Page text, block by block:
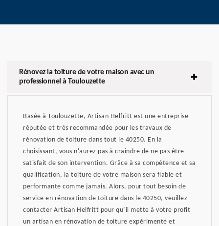
Rénovez la toiture de votre maison avec un
professionnel à Toulouzette
Basée à Toulouzette, Artisan Helfritt est une entreprise
réputée et très recommandée pour les travaux de
rénovation de toiture dans tout le 40250. En la
choisissant, vous n'aurez pas à craindre de ne pas être
satisfait de son intervention. Grâce à sa compétence et sa
qualification, la toiture de votre maison sera fiable et
performante comme jamais. Alors, pour tout besoin de
service en rénovation de toiture dans le 40250, veuillez
contacter Artisan Helfritt pour qu’il mette à votre profit
un artisan en rénovation de toiture expérimenté et